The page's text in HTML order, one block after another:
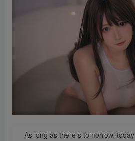
As long as there s tomorrow,